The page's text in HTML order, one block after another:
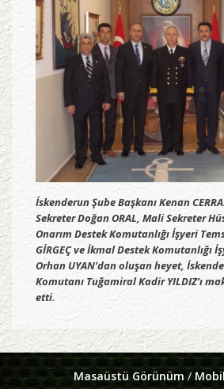
İskenderun Şube Başkanı Kenan
Sekreter Doğan ORAL, Mali Sekreter
Onarım Destek Komutanlığı İşyeri
GİRGEÇ ve İkmal Destek Komutanlığı
Orhan UYAN’dan oluşan heyet,
Komutanı Tuğamiral Kadir YILDIZ’ı
etti.
Masaüstü Görünüm/